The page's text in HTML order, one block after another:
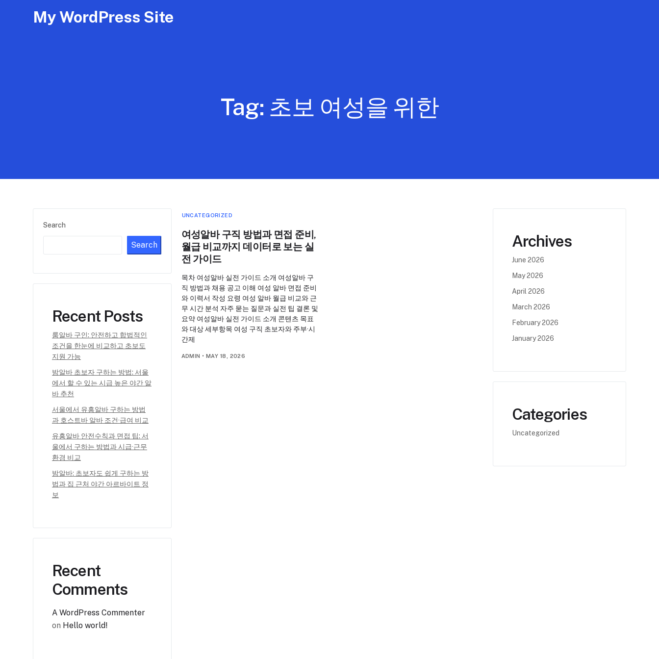
My WordPress Site
Tag: 초보 여성을 위한
Search
Search
Recent Posts
룸알바 구인: 안전하고 합법적인
조건을 한눈에 비교하고 초보도
지원 가능
밤알바 초보자 구하는 방법: 서울
에서 할 수 있는 시급 높은 야간 알
바 추천
서울에서 유흥알바 구하는 방법
과 호스트바 알바 조건·급여 비교
유흥알바 안전수칙과 면접 팁: 서
울에서 구하는 방법과 시급·근무
환경 비교
밤알바: 초보자도 쉽게 구하는 방
법과 집 근처 야간 아르바이트 정
보
Recent
Comments
A WordPress Commenter
on Hello world!
UNCATEGORIZED
여성알바 구직 방법과 면접 준비,
월급 비교까지 데이터로 보는 실
전 가이드
목차 여성알바 실전 가이드 소개 여성알바 구
직 방법과 채용 공고 이해 여성 알바 면접 준비
와 이력서 작성 요령 여성 알바 월급 비교와 근
무 시간 분석 자주 묻는 질문과 실전 팁 결론 및
요약 여성알바 실전 가이드 소개 콘텐츠 목표
와 대상 세부항목 여성 구직 초보자와 주부·시
간제
ADMIN • MAY 18, 2026
Archives
June 2026
May 2026
April 2026
March 2026
February 2026
January 2026
Categories
Uncategorized